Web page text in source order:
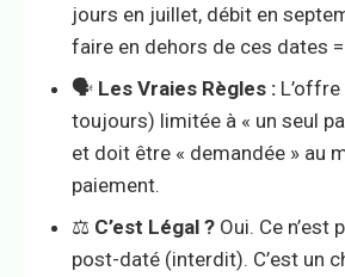
jours en juillet, débit en
faire en dehors de ces dates
🗣️ Les Vraies Règles :
toujours) limitée à « un seul
et doit être « demandée » au
paiement.
⚖️ C’est Légal ? Oui. Ce n’est
post-daté (interdit). C’est un